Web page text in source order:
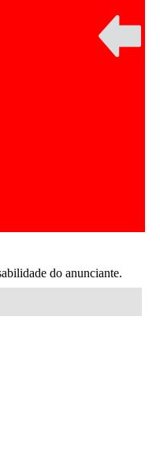
do anunciante.